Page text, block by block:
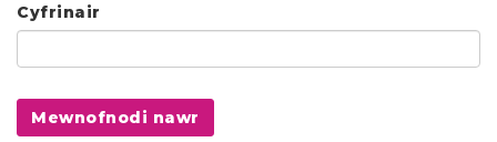
Cyfrinair
Mewnofnodi nawr